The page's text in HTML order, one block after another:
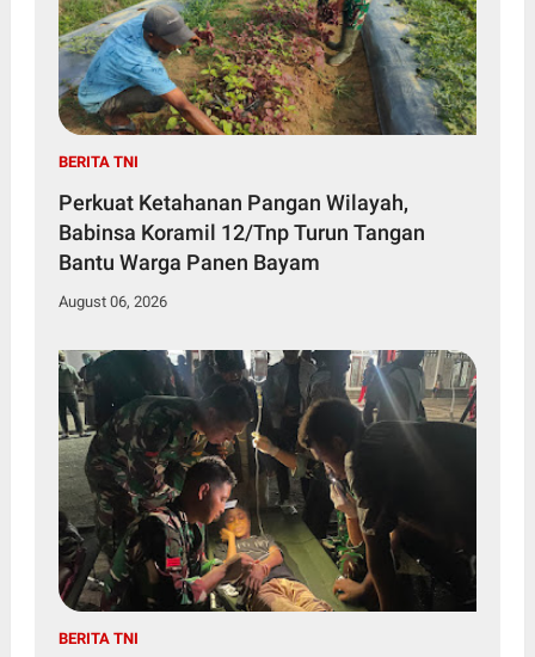
BERITA TNI
Perkuat Ketahanan Pangan Wilayah,
Babinsa Koramil 12/Tnp Turun Tangan
Bantu Warga Panen Bayam
August 06, 2026
BERITA TNI